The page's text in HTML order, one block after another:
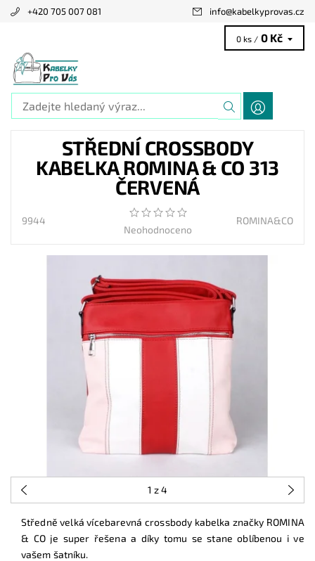
+420 705 007 081 info@kabelkyprovas.cz
0 ks / 0 Kč
STŘEDNÍ CROSSBODY
KABELKA ROMINA & CO 313
ČERVENÁ
9944
Neohodnoceno
ROMINA&CO
1 z 4
Středně velká vícebarevná crossbody kabelka značky ROMINA
& CO je super řešena a díky tomu se stane oblíbenou i ve
vašem šatníku.